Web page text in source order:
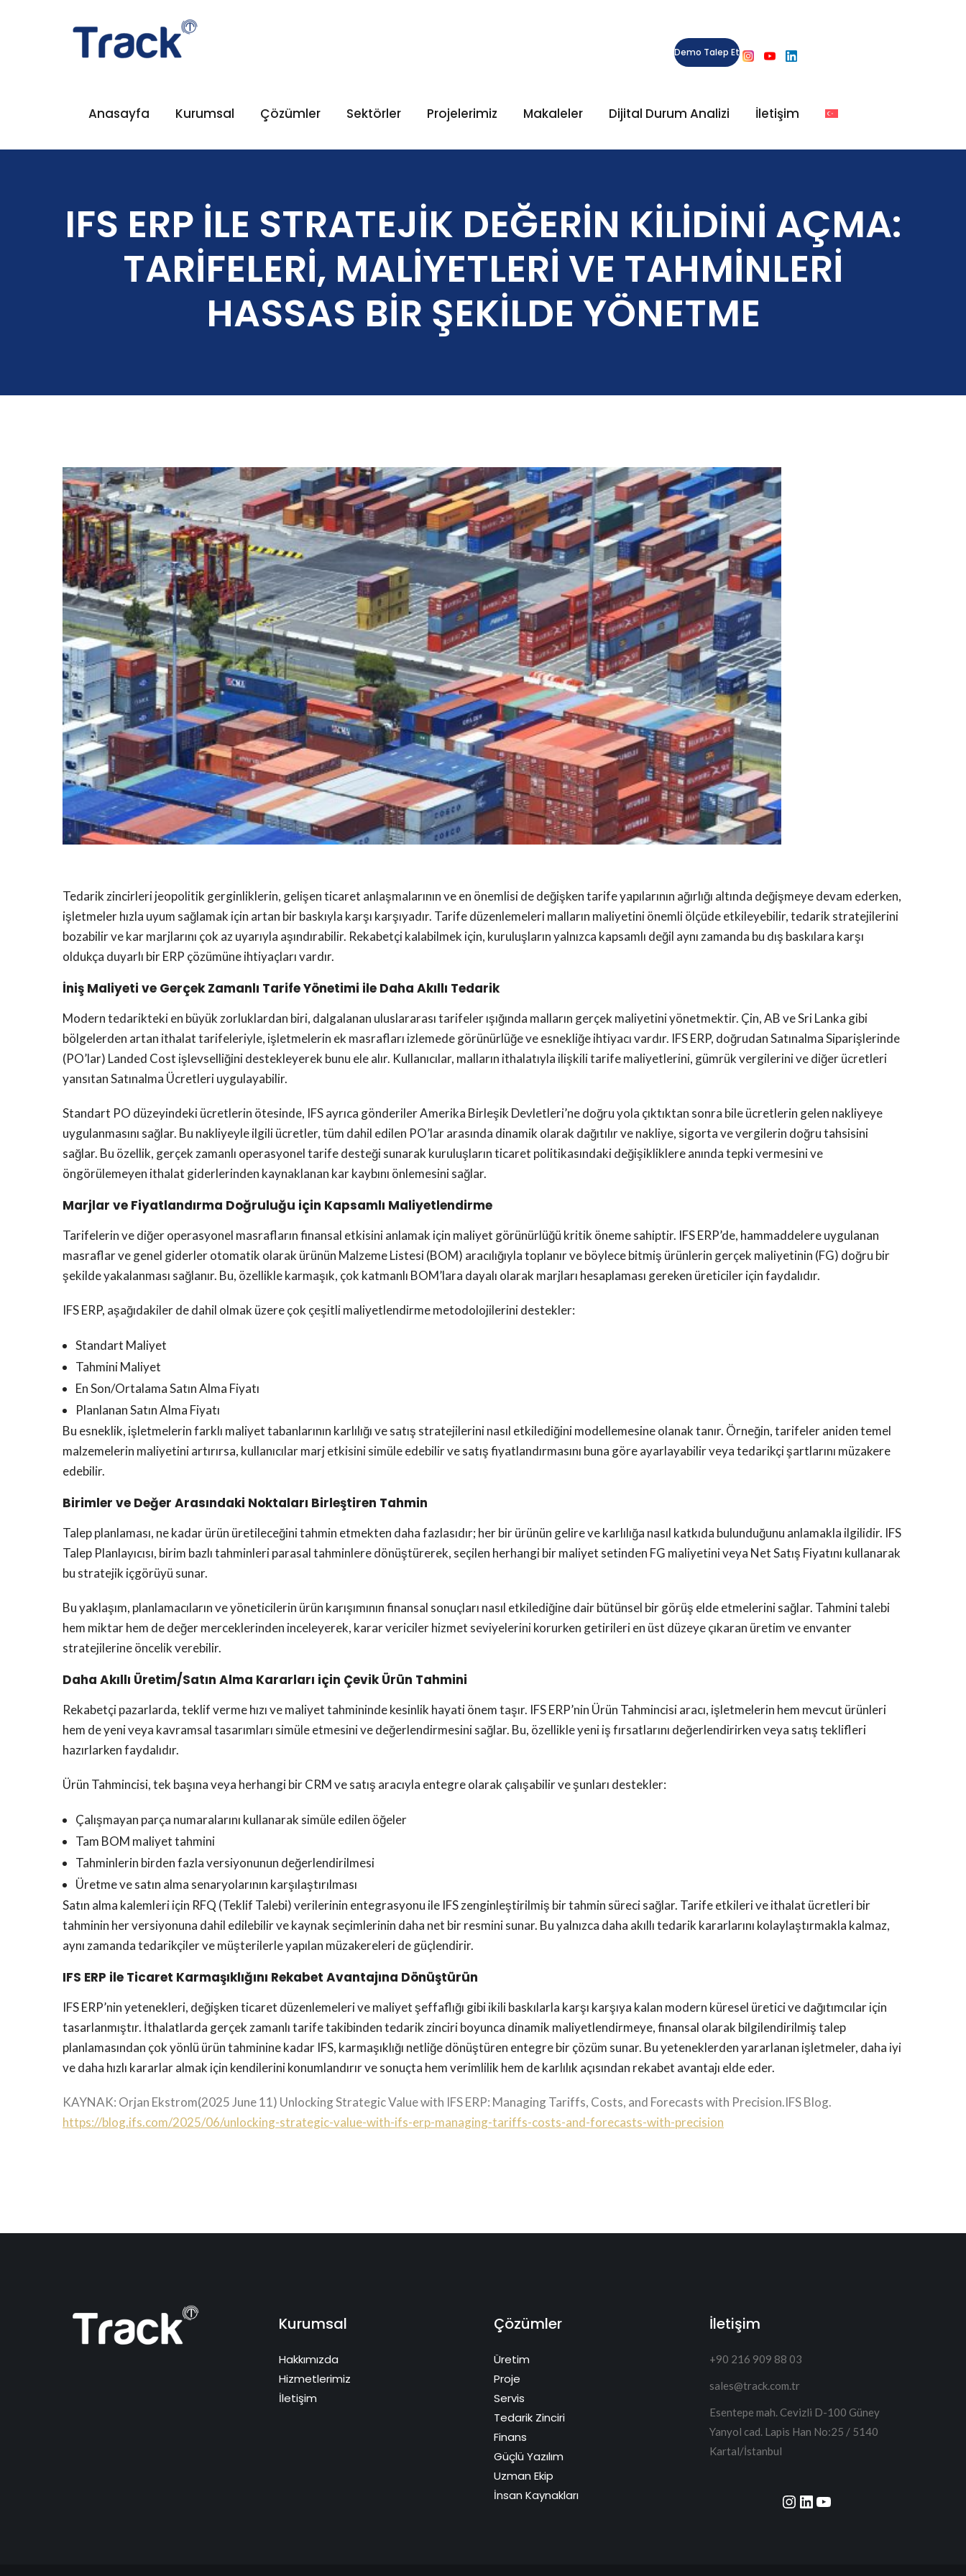
Anasayfa Kurumsal Çözümler Sektörler Projelerimiz Makaleler Dijital Durum Analizi İletişim
Demo Talep Et
IFS ERP İLE STRATEJİK DEĞERİN KİLİDİNİ AÇMA:
TARİFELERİ, MALİYETLERİ VE TAHMİNLERİ
HASSAS BİR ŞEKİLDE YÖNETME
Tedarik zincirleri jeopolitik gerginliklerin, gelişen ticaret anlaşmalarının ve en önemlisi de değişken tarife yapılarının ağırlığı altında değişmeye devam ederken,
işletmeler hızla uyum sağlamak için artan bir baskıyla karşı karşıyadır. Tarife düzenlemeleri malların maliyetini önemli ölçüde etkileyebilir, tedarik stratejilerini
bozabilir ve kar marjlarını çok az uyarıyla aşındırabilir. Rekabetçi kalabilmek için, kuruluşların yalnızca kapsamlı değil aynı zamanda bu dış baskılara karşı
oldukça duyarlı bir ERP çözümüne ihtiyaçları vardır.
İniş Maliyeti ve Gerçek Zamanlı Tarife Yönetimi ile Daha Akıllı Tedarik
Modern tedarikteki en büyük zorluklardan biri, dalgalanan uluslararası tarifeler ışığında malların gerçek maliyetini yönetmektir. Çin, AB ve Sri Lanka gibi
bölgelerden artan ithalat tarifeleriyle, işletmelerin ek masrafları izlemede görünürlüğe ve esnekliğe ihtiyacı vardır. IFS ERP, doğrudan Satınalma Siparişlerinde
(PO’lar) Landed Cost işlevselliğini destekleyerek bunu ele alır. Kullanıcılar, malların ithalatıyla ilişkili tarife maliyetlerini, gümrük vergilerini ve diğer ücretleri
yansıtan Satınalma Ücretleri uygulayabilir.
Standart PO düzeyindeki ücretlerin ötesinde, IFS ayrıca gönderiler Amerika Birleşik Devletleri’ne doğru yola çıktıktan sonra bile ücretlerin gelen nakliyeye
uygulanmasını sağlar. Bu nakliyeyle ilgili ücretler, tüm dahil edilen PO’lar arasında dinamik olarak dağıtılır ve nakliye, sigorta ve vergilerin doğru tahsisini
sağlar. Bu özellik, gerçek zamanlı operasyonel tarife desteği sunarak kuruluşların ticaret politikasındaki değişikliklere anında tepki vermesini ve
öngörülemeyen ithalat giderlerinden kaynaklanan kar kaybını önlemesini sağlar.
Marjlar ve Fiyatlandırma Doğruluğu için Kapsamlı Maliyetlendirme
Tarifelerin ve diğer operasyonel masrafların finansal etkisini anlamak için maliyet görünürlüğü kritik öneme sahiptir. IFS ERP’de, hammaddelere uygulanan
masraflar ve genel giderler otomatik olarak ürünün Malzeme Listesi (BOM) aracılığıyla toplanır ve böylece bitmiş ürünlerin gerçek maliyetinin (FG) doğru bir
şekilde yakalanması sağlanır. Bu, özellikle karmaşık, çok katmanlı BOM’lara dayalı olarak marjları hesaplaması gereken üreticiler için faydalıdır.
IFS ERP, aşağıdakiler de dahil olmak üzere çok çeşitli maliyetlendirme metodolojilerini destekler:
Standart Maliyet
Tahmini Maliyet
En Son/Ortalama Satın Alma Fiyatı
Planlanan Satın Alma Fiyatı
Bu esneklik, işletmelerin farklı maliyet tabanlarının karlılığı ve satış stratejilerini nasıl etkilediğini modellemesine olanak tanır. Örneğin, tarifeler aniden temel
malzemelerin maliyetini artırırsa, kullanıcılar marj etkisini simüle edebilir ve satış fiyatlandırmasını buna göre ayarlayabilir veya tedarikçi şartlarını müzakere
edebilir.
Birimler ve Değer Arasındaki Noktaları Birleştiren Tahmin
Talep planlaması, ne kadar ürün üretileceğini tahmin etmekten daha fazlasıdır; her bir ürünün gelire ve karlılığa nasıl katkıda bulunduğunu anlamakla ilgilidir. IFS
Talep Planlayıcısı, birim bazlı tahminleri parasal tahminlere dönüştürerek, seçilen herhangi bir maliyet setinden FG maliyetini veya Net Satış Fiyatını kullanarak
bu stratejik içgörüyü sunar.
Bu yaklaşım, planlamacıların ve yöneticilerin ürün karışımının finansal sonuçları nasıl etkilediğine dair bütünsel bir görüş elde etmelerini sağlar. Tahmini talebi
hem miktar hem de değer merceklerinden inceleyerek, karar vericiler hizmet seviyelerini korurken getirileri en üst düzeye çıkaran üretim ve envanter
stratejilerine öncelik verebilir.
Daha Akıllı Üretim/Satın Alma Kararları için Çevik Ürün Tahmini
Rekabetçi pazarlarda, teklif verme hızı ve maliyet tahmininde kesinlik hayati önem taşır. IFS ERP’nin Ürün Tahmincisi aracı, işletmelerin hem mevcut ürünleri
hem de yeni veya kavramsal tasarımları simüle etmesini ve değerlendirmesini sağlar. Bu, özellikle yeni iş fırsatlarını değerlendirirken veya satış teklifleri
hazırlarken faydalıdır.
Ürün Tahmincisi, tek başına veya herhangi bir CRM ve satış aracıyla entegre olarak çalışabilir ve şunları destekler:
Çalışmayan parça numaralarını kullanarak simüle edilen öğeler
Tam BOM maliyet tahmini
Tahminlerin birden fazla versiyonunun değerlendirilmesi
Üretme ve satın alma senaryolarının karşılaştırılması
Satın alma kalemleri için RFQ (Teklif Talebi) verilerinin entegrasyonu ile IFS zenginleştirilmiş bir tahmin süreci sağlar. Tarife etkileri ve ithalat ücretleri bir
tahminin her versiyonuna dahil edilebilir ve kaynak seçimlerinin daha net bir resmini sunar. Bu yalnızca daha akıllı tedarik kararlarını kolaylaştırmakla kalmaz,
aynı zamanda tedarikçiler ve müşterilerle yapılan müzakereleri de güçlendirir.
IFS ERP ile Ticaret Karmaşıklığını Rekabet Avantajına Dönüştürün
IFS ERP’nin yetenekleri, değişken ticaret düzenlemeleri ve maliyet şeffaflığı gibi ikili baskılarla karşı karşıya kalan modern küresel üretici ve dağıtımcılar için
tasarlanmıştır. İthalatlarda gerçek zamanlı tarife takibinden tedarik zinciri boyunca dinamik maliyetlendirmeye, finansal olarak bilgilendirilmiş talep
planlamasından çok yönlü ürün tahminine kadar IFS, karmaşıklığı netliğe dönüştüren entegre bir çözüm sunar. Bu yeteneklerden yararlanan işletmeler, daha iyi
ve daha hızlı kararlar almak için kendilerini konumlandırır ve sonuçta hem verimlilik hem de karlılık açısından rekabet avantajı elde eder.
KAYNAK: Orjan Ekstrom(2025 June 11) Unlocking Strategic Value with IFS ERP: Managing Tariffs, Costs, and Forecasts with Precision.IFS Blog.
https://blog.ifs.com/2025/06/unlocking-strategic-value-with-ifs-erp-managing-tariffs-costs-and-forecasts-with-precision
Kurumsal
Hakkımızda
Hizmetlerimiz
İletişim
Çözümler
Üretim
Proje
Servis
Tedarik Zinciri
Finans
Güçlü Yazılım
Uzman Ekip
İnsan Kaynakları
İletişim
+90 216 909 88 03
sales@track.com.tr
Esentepe mah. Cevizli D-100 Güney
Yanyol cad. Lapis Han No:25 / 5140
Kartal/İstanbul
Instagram
LinkedIn
YouTube